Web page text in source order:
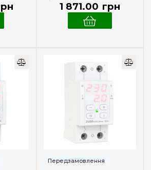
1 871.00 грн